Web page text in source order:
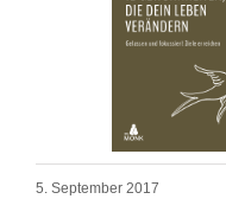
5. September 2017